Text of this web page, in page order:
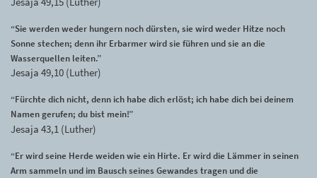
“Sie werden weder hungern noch dürsten, sie wird weder Hitze noch
Sonne stechen; denn ihr Erbarmer wird sie führen und sie an die
Wasserquellen leiten.”
Jesaja 49,10 (Luther)
“Fürchte dich nicht, denn ich habe dich erlöst; ich habe dich bei deinem
Namen gerufen; du bist mein!”
Jesaja 43,1 (Luther)
“Er wird seine Herde weiden wie ein Hirte. Er wird die Lämmer in seinen
Arm sammeln und im Bausch seines Gewandes tragen und die